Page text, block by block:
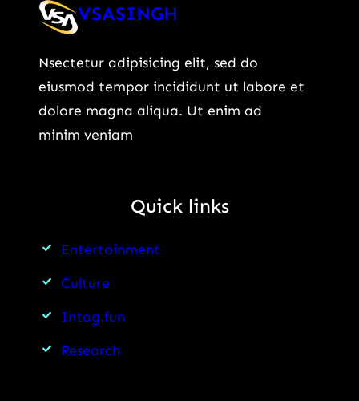
VSASINGH
Nsectetur adipisicing elit, sed do
eiusmod tempor incididunt ut labore et
dolore magna aliqua. Ut enim ad
minim veniam
Quick links
Entertainment
Culture
Intag.fun
Research